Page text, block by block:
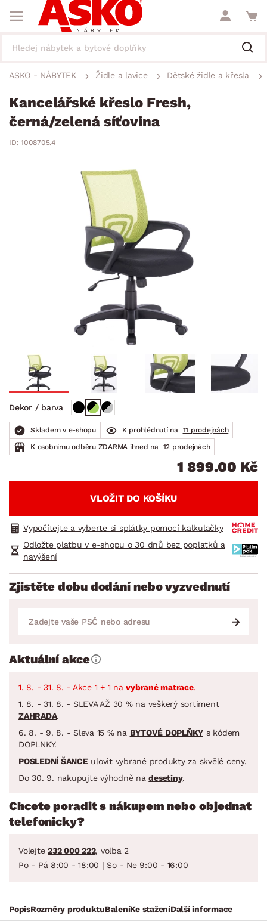
ASKO - NÁBYTEK Židle a lavice Dětské židle a křesla
Kancelářské křeslo Fresh,
černá/zelená síťovina
ID: 1008705.4
Dekor / barva
Skladem v e-shopu K prohlédnutí na
11 prodejnách
K osobnímu odběru ZDARMA ihned na
12 prodejnách
1 899.00 Kč
VLOŽIT DO KOŠÍKU
Vypočítejte a vyberte si splátky pomocí kalkulačky
Odložte platbu v e-shopu o 30 dnů bez poplatků a
navýšení
Zjistěte dobu dodání nebo vyzvednutí
Aktuální akce
1. 8. - 31. 8. - Akce 1 + 1 navybrané matrace.
1. 8. - 31. 8. - SLEVA AŽ 30 % na veškerý sortiment
ZAHRADA.
6. 8. - 9. 8. - Sleva 15 % na BYTOVÉ DOPLŇKY s kódem
DOPLNKY.
POSLEDNÍ ŠANCEulovit vybrané produkty za skvělé ceny.
Do 30. 9. nakupujte výhodně nadesetiny.
Chcete poradit s nákupem nebo objednat
telefonicky?
Volejte 232 000 222, volba 2
Po - Pá 8:00 - 18:00 | So - Ne 9:00 - 16:00
PopisRozměry produktuBaleníKe staženíDalší informace